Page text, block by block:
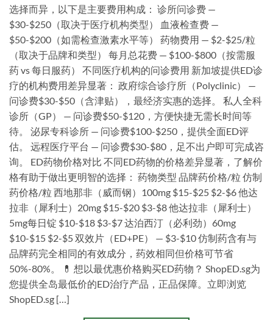
选择而异，以下是主要费用构成： 诊所问诊费 —
$30-$250（取决于医疗机构类型） 血液检查费 —
$50-$200（如需检查激素水平等） 药物费用 — $2-$25/粒
（取决于品牌和类型） 每月总花费 — $100-$800（按需服
药 vs 每日服药） 不同医疗机构的问诊费用 新加坡提供ED诊
疗的机构费用差异显著： 政府综合诊疗所（Polyclinic） —
问诊费$30-$50（含津贴），最经济实惠的选择。 私人全科
诊所（GP） — 问诊费$50-$120，方便快捷无需长时间等
待。 泌尿专科诊所 — 问诊费$100-$250，提供全面ED评
估。 远程医疗平台 — 问诊费$30-$80，足不出户即可完成咨
询。 ED药物价格对比 不同ED药物的价格差异显著，了解价
格有助于做出更明智的选择： 药物类型 品牌药价格/粒 仿制
药价格/粒 西地那非（威而钢）100mg $15-$25 $2-$6 他达
拉非（犀利士）20mg $15-$20 $3-$8 他达拉非（犀利士）
5mg每日锭 $10-$18 $3-$7 达泊西汀（必利劲）60mg
$10-$15 $2-$5 双效片（ED+PE） — $3-$10 仿制药含有与
品牌药完全相同的有效成分，药效相同但价格可节省
50%-80%。 💊 想以最优惠价格购买ED药物？ ShopED.sg为
您提供全岛最低价的ED治疗产品，正品保障。立即浏览
ShopED.sg […]